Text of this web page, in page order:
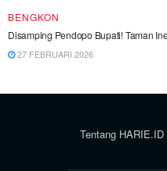
BENGKON
Disamping Pendopo Bupati! Taman
27 FEBRUARI 2026
Tentang HARIE.ID